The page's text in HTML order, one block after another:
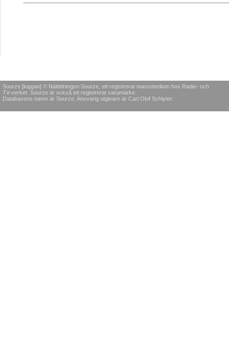
Sourze [loggan] © Nättidningen Sourze, ett registrerat massmedium hos Radio- och
TV-verket. Sourze är också ett registrerat varumärke.
Databasens namn är Sourze. Ansvarig utgivare är Carl Olof Schlyter.